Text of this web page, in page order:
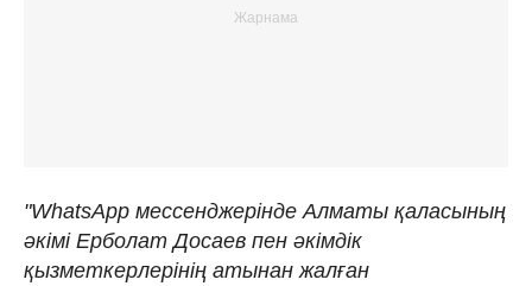
"WhatsApp мессенджерінде Алматы қаласының
әкімі Ерболат Досаев пен әкімдік
қызметкерлерінің атынан жалған